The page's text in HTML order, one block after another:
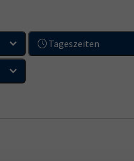
Tageszeiten